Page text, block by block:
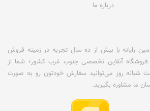
درباره ما
رایانه با بیش از ده سال تجربه در زمینه فروش
فروشگاه آنلاین تخصصی جنوب غرب کشور؛ شما از
شبانه روز می‌توانید سفارش خودتون رو به صورت
ما مشاوره بگیرید.